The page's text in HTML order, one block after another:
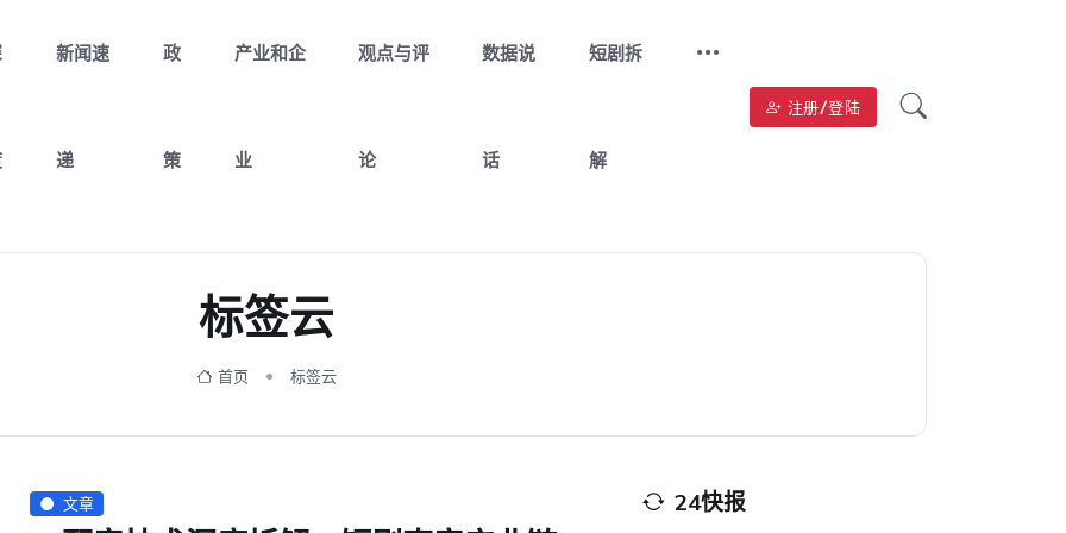
新闻速
递
政
策
产业和企
业
观点与评
论
数据说
话
短剧拆
解
注册/登陆
标签云
首页 标签云
文章 24快报